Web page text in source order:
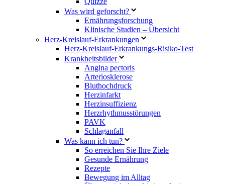
Was wird geforscht?
Ernährungsforschung
Klinische Studien – Übersicht
Herz-Kreislauf-Erkrankungen
Herz-Kreislauf-Erkrankungs-Risiko-Test
Krankheitsbilder
Angina pectoris
Arteriosklerose
Bluthochdruck
Herzinfarkt
Herzinsuffizienz
Herzrhythmusstörungen
PAVK
Schlaganfall
Was kann ich tun?
So erreichen Sie Ihre Ziele
Gesunde Ernährung
Rezepte
Bewegung im Alltag